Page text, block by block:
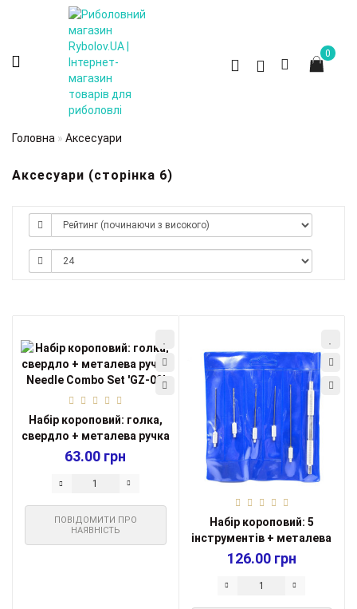
0
Головна Аксесуари
Аксесуари (сторінка 6)
Набір короповий: голка,
свердло + металева ручка
Needle...
63.00 грн
ПОВІДОМИТИ ПРО
НАЯВНІСТЬ
Набір короповий: 5
інструментів + металева
ручка, синя ...
126.00 грн